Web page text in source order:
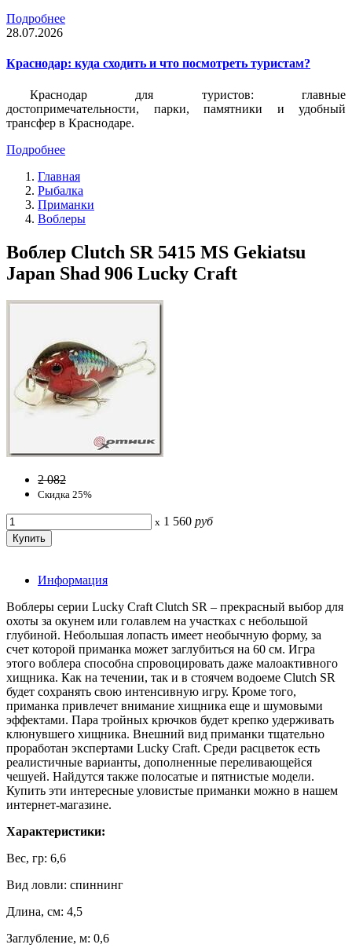
Подробнее
28.07.2026
Краснодар: куда сходить и что посмотреть туристам?
Краснодар для туристов: главные
достопримечательности, парки, памятники и удобный
трансфер в Краснодаре.
Подробнее
Главная
Рыбалка
Приманки
Воблеры
Воблер Clutch SR 5415 MS Gekiatsu
Japan Shad 906 Lucky Craft
2 082
Скидка 25%
x 1 560 руб
Информация
Воблеры серии Lucky Craft Clutch SR – прекрасный выбор для
охоты за окунем или голавлем на участках с небольшой
глубиной. Небольшая лопасть имеет необычную форму, за
счет которой приманка может заглубиться на 60 см. Игра
этого воблера способна спровоцировать даже малоактивного
хищника. Как на течении, так и в стоячем водоеме Clutch SR
будет сохранять свою интенсивную игру. Кроме того,
приманка привлечет внимание хищника еще и шумовыми
эффектами. Пара тройных крючков будет крепко удерживать
клюнувшего хищника. Внешний вид приманки тщательно
проработан экспертами Lucky Craft. Среди расцветок есть
реалистичные варианты, дополненные переливающейся
чешуей. Найдутся также полосатые и пятнистые модели.
Купить эти интересные уловистые приманки можно в нашем
интернет-магазине.
Характеристики:
Вес, гр: 6,6
Вид ловли: спиннинг
Длина, см: 4,5
Заглубление, м: 0,6